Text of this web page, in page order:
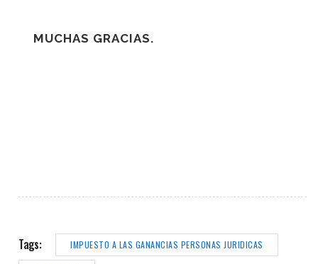
MUCHAS GRACIAS.
Tags: IMPUESTO A LAS GANANCIAS PERSONAS JURIDICAS